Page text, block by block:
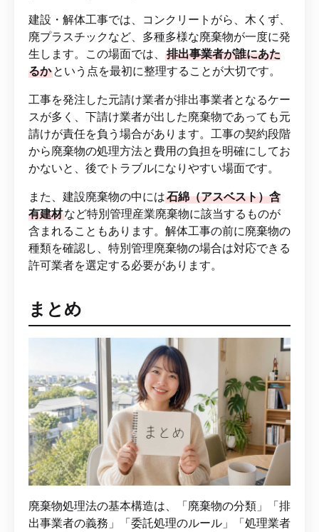
建設・解体工事では、コンクリートがら、木くず、
廃プラスチックなど、多種多様な廃棄物が一度に発
生します。この場面では、 排出事業者が誰にあた
るか という点を最初に整理することが大切です。
工事を発注した元請け業者が排出事業者となるケー
スが多く、下請け業者が出した廃棄物であっても元
請けが責任を負う場合があります。工事の契約段階
から廃棄物の処理方法と費用の負担を明確にしてお
かないと、後でトラブルになりやすい場面です。
また、建設廃棄物の中には石綿（アスベスト）含
有建材など特別管理産業廃棄物に該当するものが
含まれることもあります。解体工事の前に廃棄物の
種類を確認し、特別管理廃棄物の場合は対応できる
許可業者を選定する必要があります。
まとめ
廃棄物処理法の基本構造は、「廃棄物の分類」「排
出事業者の義務」「委託処理のルール」「処理業者